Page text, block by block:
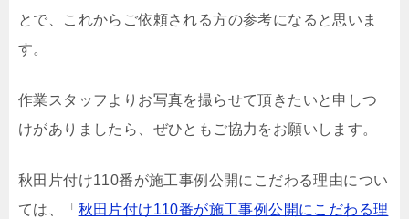
とで、これからご依頼される方の参考になると思いま
す。
作業スタッフよりお写真を撮らせて頂きたいと申しつ
けがありましたら、ぜひともご協力をお願いします。
秋田片付け110番が施工事例公開にこだわる理由につい
ては、「 秋田片付け110番が施工事例公開にこだわる理